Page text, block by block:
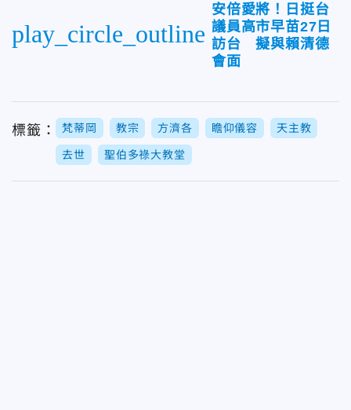
play_circle_outline
安倍愛將！日挺台
議員高市早苗27日
訪台 擬與賴清德
會面
標籤： 梵蒂岡 教宗 方濟各 瞻仰儀容 天主教
去世 聖伯多祿大教堂